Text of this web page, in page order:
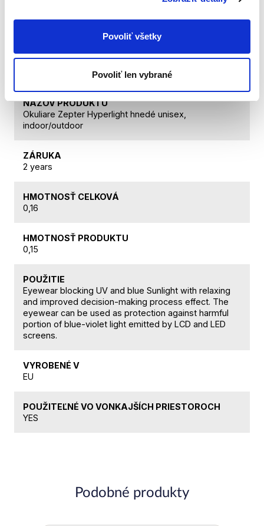
Povoliť všetky
Povoliť len vybrané
Technické dáta
KÓD PRODUKTU
NÁZOV PRODUKTU
Okuliare Zepter Hyperlight hnedé unisex,
indoor/outdoor
ZÁRUKA
2 years
HMOTNOSŤ CELKOVÁ
0,16
HMOTNOSŤ PRODUKTU
0,15
POUŽITIE
Eyewear blocking UV and blue Sunlight with relaxing
and improved decision-making process effect. The
eyewear can be used as protection against harmful
portion of blue-violet light emitted by LCD and LED
screens.
VYROBENÉ V
EU
POUŽITEĽNÉ VO VONKAJŠÍCH PRIESTOROCH
YES
Podobné produkty